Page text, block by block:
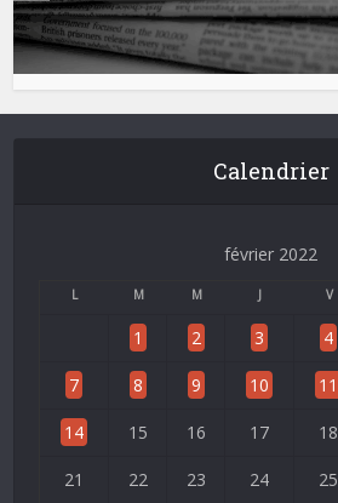
Calendrier
février 2022
L M M J V
1 2 3 4
7 8 9 10 11
14 15 16 17 18
21 22 23 24 25